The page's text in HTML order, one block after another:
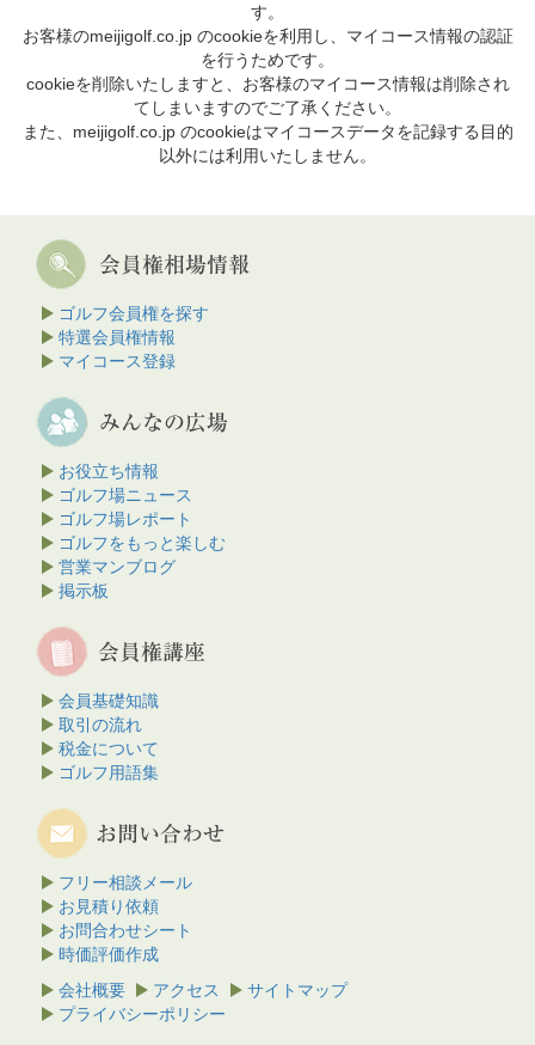
す。
お客様のmeijigolf.co.jp のcookieを利用し、マイコース情報の認証
を行うためです。
cookieを削除いたしますと、お客様のマイコース情報は削除され
てしまいますのでご了承ください。
また、meijigolf.co.jp のcookieはマイコースデータを記録する目的
以外には利用いたしません。
ゴルフ会員権を探す
特選会員権情報
マイコース登録
お役立ち情報
ゴルフ場ニュース
ゴルフ場レポート
ゴルフをもっと楽しむ
営業マンブログ
掲示板
会員基礎知識
取引の流れ
税金について
ゴルフ用語集
フリー相談メール
お見積り依頼
お問合わせシート
時価評価作成
会社概要
アクセス
サイトマップ
プライバシーポリシー